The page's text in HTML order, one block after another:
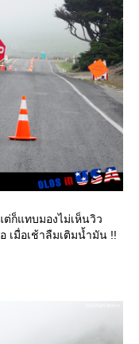
ก็แทบมองไม่เห็นวิว
เมื่อเช้าลืมเติมน้ำมัน !!